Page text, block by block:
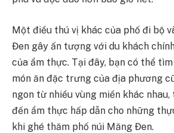
Một điều thú vị khác của phố đi bộ
Đen gây ấn tượng với du khách
của ẩm thực. Tại đây, bạn có thể
món ăn đặc trưng của địa phương
ngon từ nhiều vùng miền khác
đến ẩm thực hấp dẫn cho những
khi ghé thăm phố núi Măng Đen.